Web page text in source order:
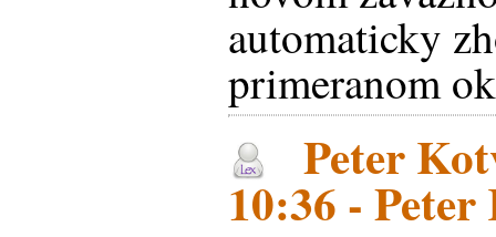
automaticky
primeranom
Peter
10:36 -